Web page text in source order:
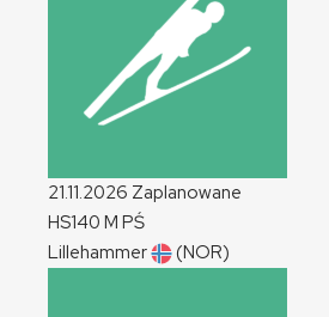
21.11.2026 Zaplanowane
HS140 M PŚ
Lillehammer
(NOR)